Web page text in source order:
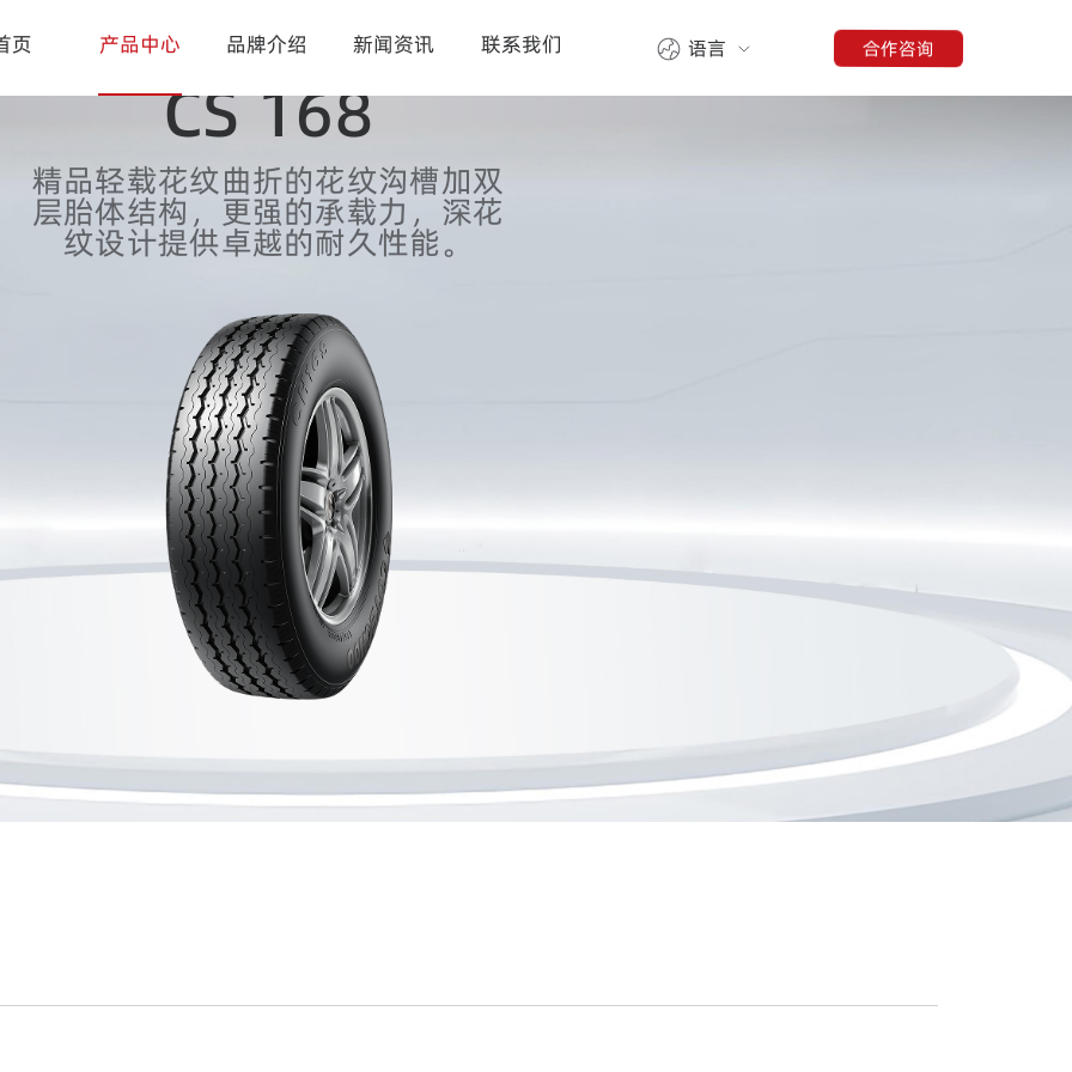
页 产品中心 品牌介绍 新闻资讯 联系我们 语言 合作咨询
CS 168
精品轻载花纹曲折的花纹沟槽加双
层胎体结构，更强的承载力，深花
纹设计提供卓越的耐久性能。